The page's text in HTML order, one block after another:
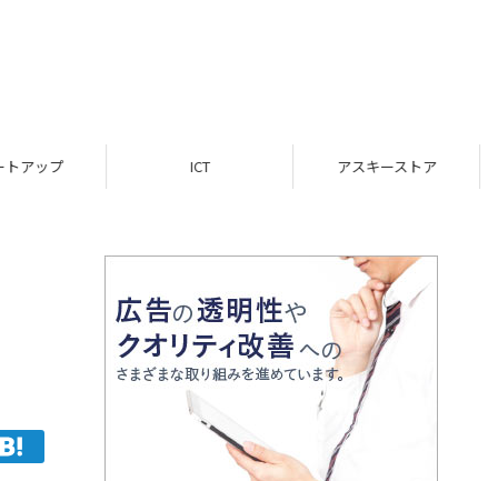
ICT アスキーストア インフォメーション